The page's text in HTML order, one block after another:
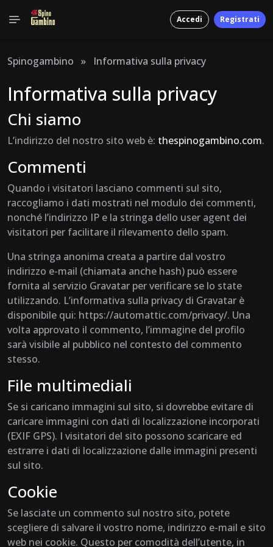
Accedi Registrati
Spinogambino » Informativa sulla privacy
Informativa sulla privacy
Chi siamo
L’indirizzo del nostro sito web è: thespinogambino.com.
Commenti
Quando i visitatori lasciano commenti sul sito,
raccogliamo i dati mostrati nel modulo dei commenti,
nonché l’indirizzo IP e la stringa dello user agent dei
visitatori per facilitare il rilevamento dello spam.
Una stringa anonima creata a partire dal vostro
indirizzo e-mail (chiamata anche hash) può essere
fornita al servizio Gravatar per verificare se lo state
utilizzando. L’informativa sulla privacy di Gravatar è
disponibile qui: https://automattic.com/privacy/. Una
volta approvato il commento, l’immagine del profilo
sarà visibile al pubblico nel contesto del commento
stesso.
File multimediali
Se si caricano immagini sul sito, si dovrebbe evitare di
caricare immagini con dati di localizzazione incorporati
(EXIF GPS). I visitatori del sito possono scaricare ed
estrarre i dati di localizzazione dalle immagini presenti
sul sito.
Cookie
Se lasciate un commento sul nostro sito, potete
scegliere di salvare il vostro nome, indirizzo e-mail e sito
web nei cookie. Questo per comodità dell’utente, in